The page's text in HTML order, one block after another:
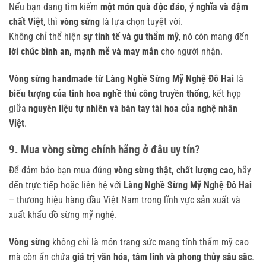
Nếu bạn đang tìm kiếm một món quà độc đáo, ý nghĩa và đậm
chất Việt, thì vòng sừng là lựa chọn tuyệt vời.
Không chỉ thể hiện sự tinh tế và gu thẩm mỹ, nó còn mang đến
lời chúc bình an, mạnh mẽ và may mắn cho người nhận.
Vòng sừng handmade từ Làng Nghề Sừng Mỹ Nghệ Đô Hai là
biểu tượng của tinh hoa nghề thủ công truyền thống, kết hợp
giữa nguyên liệu tự nhiên và bàn tay tài hoa của nghệ nhân
Việt.
9. Mua vòng sừng chính hãng ở đâu uy tín?
Để đảm bảo bạn mua đúng vòng sừng thật, chất lượng cao, hãy
đến trực tiếp hoặc liên hệ với Làng Nghề Sừng Mỹ Nghệ Đô Hai
– thương hiệu hàng đầu Việt Nam trong lĩnh vực sản xuất và
xuất khẩu đồ sừng mỹ nghệ.
Vòng sừng không chỉ là món trang sức mang tính thẩm mỹ cao
mà còn ẩn chứa giá trị văn hóa, tâm linh và phong thủy sâu sắc.